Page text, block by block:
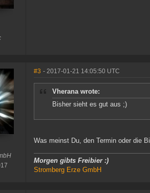
#3 - 2017-01-21 14:05:50 UTC
Vherana wrote:
Bisher sieht es gut aus ;)
Was meinst Du, den Termin oder die
Morgen gibts Freibier :)
Stromberg Erze GmbH